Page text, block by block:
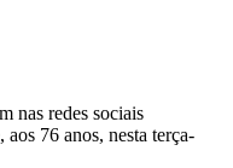
nas redes sociais
76 anos, nesta terça-